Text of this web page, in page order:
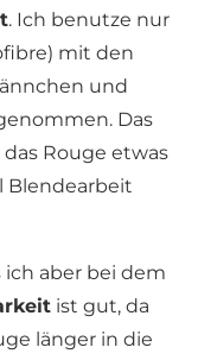
. Ich benutze nur
mit den
und
Das
Rouge etwas
Blendearbeit
ich aber bei dem
ist gut, da
länger in die